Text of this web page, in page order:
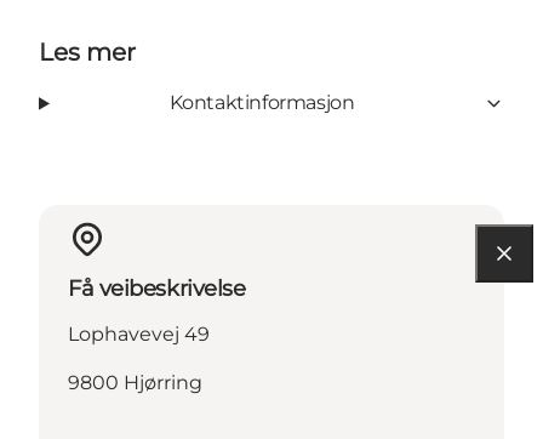
Les mer
Kontaktinformasjon
Få veibeskrivelse
Lophavevej 49
9800 Hjørring